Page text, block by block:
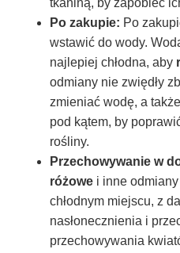
tkaniną, by zapobiec
Po zakupie: Po
wstawić do wody.
najlepiej chłodna, aby
odmiany nie zwiędły
zmieniać wodę, a
pod kątem, by
rośliny.
Przechowywanie w
różowe i inne
chłodnym miejscu, z
nasłonecznienia i
przechowywania